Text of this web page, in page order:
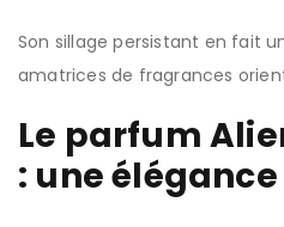
Son sillage persistant en fait
amatrices de fragrances
Le parfum
: une